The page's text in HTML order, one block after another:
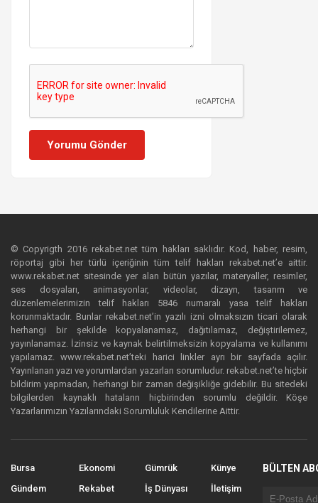
Yorumu Gönder
© Copyrigth 2016 rekabet.net tüm hakları saklıdır. Kod, haber, resim,
röportaj gibi her türlü içeriğinin tüm telif hakları rekabet.net’e aittir.
www.rekabet.net sitesinde yer alan bütün yazılar, materyaller, resimler,
ses dosyaları, animasyonlar, videolar, dizayn, tasarım ve
düzenlemelerimizin telif hakları 5846 numaralı yasa telif hakları
korunmaktadır. Bunlar rekabet.net’in yazılı izni olmaksızın ticari olarak
herhangi bir şekilde kopyalanamaz, dağıtılamaz, değiştirilemez,
yayınlanamaz. İzinsiz ve kaynak belirtilmeksizin kopyalama ve kullanımı
yapılamaz. www.rekabet.net’teki harici linkler ayrı bir sayfada açılır.
Yayınlanan yazı ve yorumlardan yazarları sorumludur. rekabet.net’te hiçbir
bildirim yapmadan, herhangi bir zaman değişikliğe gidebilir. Bu sitedeki
bilgilerden kaynaklı hataların hiçbirinden sorumlu değildir. Köşe
Yazarlarımızın Yazılarındaki Sorumluluk Kendilerine Aittir.
Bursa
Gündem
Ekonomi
Rekabet
Gümrük
İş Dünyası
Künye
İletişim
BÜLTEN